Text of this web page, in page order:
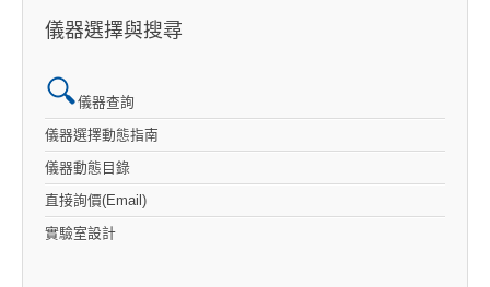
儀器選擇與搜尋
儀器查詢
儀器選擇動態指南
儀器動態目錄
直接詢價(Email)
實驗室設計